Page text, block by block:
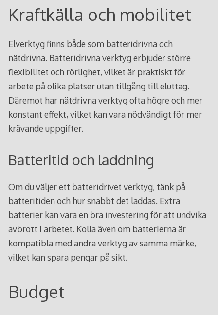
Kraftkälla och mobilitet
Elverktyg finns både som batteridrivna och
nätdrivna. Batteridrivna verktyg erbjuder större
flexibilitet och rörlighet, vilket är praktiskt för
arbete på olika platser utan tillgång till eluttag.
Däremot har nätdrivna verktyg ofta högre och mer
konstant effekt, vilket kan vara nödvändigt för mer
krävande uppgifter.
Batteritid och laddning
Om du väljer ett batteridrivet verktyg, tänk på
batteritiden och hur snabbt det laddas. Extra
batterier kan vara en bra investering för att undvika
avbrott i arbetet. Kolla även om batterierna är
kompatibla med andra verktyg av samma märke,
vilket kan spara pengar på sikt.
Budget